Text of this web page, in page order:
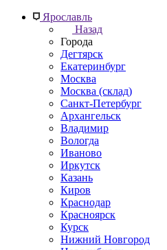
Ярославль
Назад
Города
Дегтярск
Екатеринбург
Москва
Москва (склад)
Санкт-Петербург
Архангельск
Владимир
Вологда
Иваново
Иркутск
Казань
Киров
Краснодар
Красноярск
Курск
Нижний Новгород